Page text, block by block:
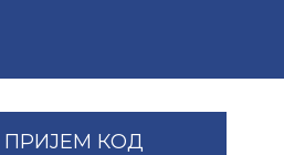
ПРИЈЕМ КОД